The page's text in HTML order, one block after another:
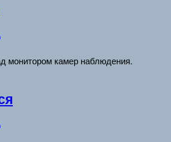
монитором камер наблюдения.